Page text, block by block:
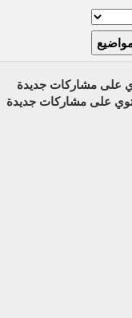
على مشاركات جديدة
على مشاركات جديدة